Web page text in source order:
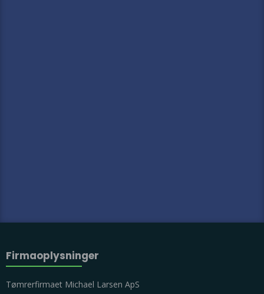
Firmaoplysninger​
Tømrerfirmaet Michael Larsen ApS